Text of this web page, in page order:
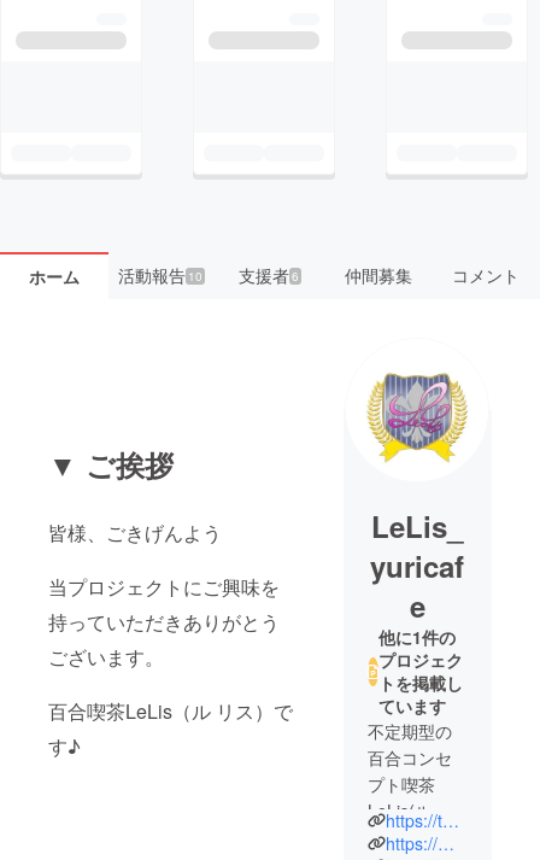
ホーム 活動報告10 支援者6 仲間募集 コメント
▼ ご挨拶
皆様、ごきげんよう
当プロジェクトにご興味を
持っていただきありがとう
ございます。
百合喫茶LeLis（ル リス）で
す♪
LeLis_
yuricaf
e
他に1件の
プロジェク
トを掲載し
ています
不定期型の
百合コンセ
プト喫茶
LeLis(ル リ
ス)です。
https://twitter.com/LeLis_YuriCafe
https://mayurikiss.amebaownd.com/